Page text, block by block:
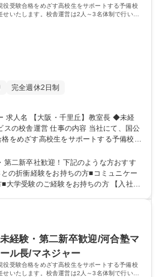
役受験合格をめざす高校生をサポートする予備校
せいたします。校舎運営は2人～3名体制で行いま
完全週休2日制
の内容 当社にて、国公
をめざす高校生をサポートする予備校
お任せいたします。校舎運営は2人～3名
さい。 【具体的に】■生徒の
ザー（大学生アルバイト）のマネジメン
集客・戦略立案と実行 【運営】生徒数は
講師ではないため、授業を担当する必要
第二新卒社歓迎！下記のような方おすす
の折衝経験をお持ちの方■コミュニケー
受験のご経験をお持ちの方 【入社後
後も、本部から研修を受けられるので安
舎長→ブロック長と順調にステップアッ
がら働き方を改善したい方におすすめで
大学 語学力： 資格：
経験・第二新卒歓迎/河合塾マ
ル長/マネジャー
役受験合格をめざす高校生をサポートする予備校
せいたします。校舎運営は2人～3名体制で行いま